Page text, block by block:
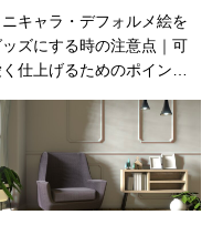
ニキャラ・デフォルメ絵を
ッズにする時の注意点｜可
仕上げるためのポイント